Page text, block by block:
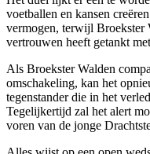
voetballen en kansen
vermogen, terwijl Broekster
vertrouwen heeft getankt
Als Broekster Walden
omschakeling, kan het
tegenstander die in het
Tegelijkertijd zal het alert
voren van de jonge